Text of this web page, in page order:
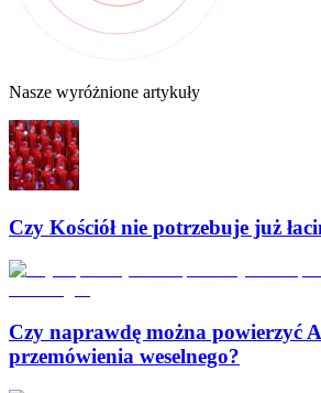
Nasze wyróżnione artykuły
Czy Kościół nie potrzebuje już
Czy naprawdę można powierzyć
przemówienia weselnego?